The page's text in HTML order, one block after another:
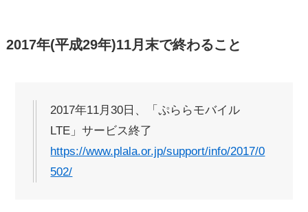
2017年(平成29年)11月末で終わること
2017年11月30日、「ぷららモバイル
LTE」サービス終了
https://www.plala.or.jp/support/info/2017/0
502/